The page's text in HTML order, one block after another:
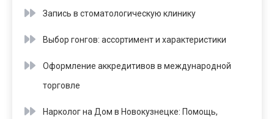
Запись в стоматологическую клинику
Выбор гонгов: ассортимент и характеристики
Оформление аккредитивов в международной
торговле
Нарколог на Дом в Новокузнецке: Помощь,